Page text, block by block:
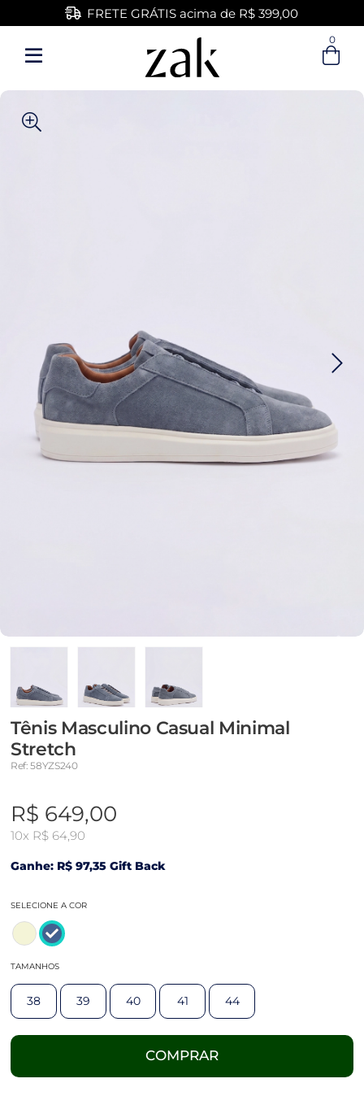
Entre com email ou cpf/cnpj
Criar nova conta
FRETE GRÁTIS acima de R$ 399,00
0
Tênis Masculino Casual Minimal
Stretch
Ref: 58YZS240
R$ 649,00
10x R$ 64,90
Ganhe: R$ 97,35 Gift Back
SELECIONE A COR
TAMANHOS
38 39 40 41 44
COMPRAR